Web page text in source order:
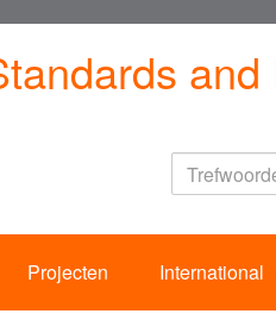
and
Projecten International